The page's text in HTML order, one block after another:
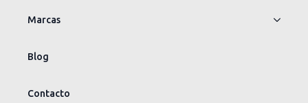
Marcas
Blog
Contacto